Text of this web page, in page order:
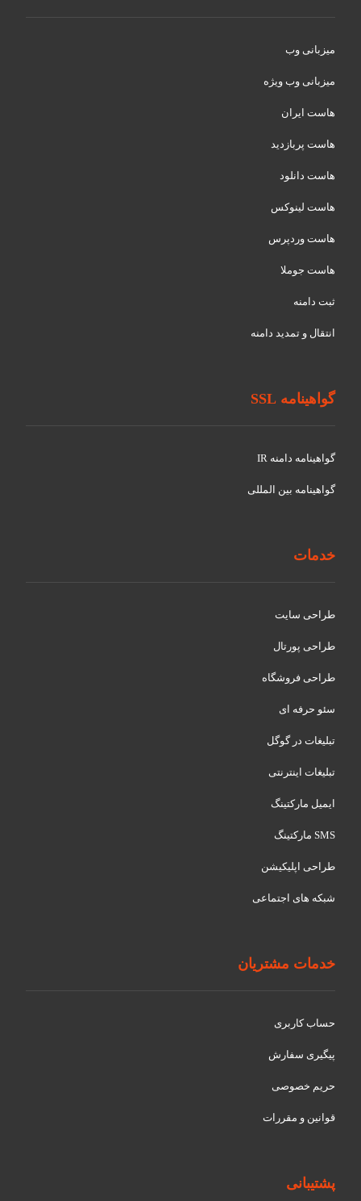
میزبانی وب
میزبانی وب ویژه
هاست ایران
هاست پربازدید
هاست دانلود
هاست لینوکس
هاست وردپرس
هاست جوملا
ثبت دامنه
انتقال و تمدید دامنه
گواهینامه SSL
گواهينامه دامنه IR
گواهينامه بین المللی
خدمات
طراحی سایت
طراحی پورتال
طراحی فروشگاه
سئو حرفه ای
تبلیغات در گوگل
تبلیغات اینترنتی
ایمیل مارکتینگ
SMS مارکتینگ
طراحی اپلیکیشن
شبکه های اجتماعی
خدمات مشتریان
حساب کاربری
پیگیری سفارش
حریم خصوصی
قوانین و مقررات
پشتیبانی